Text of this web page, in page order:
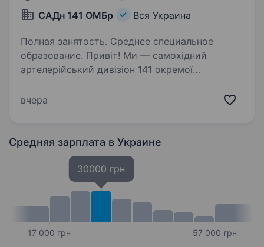
САДн 141 ОМБр
Вся Украина
Полная занятость. Среднее специальное
образование. Привіт! Ми — самохідний
артелерійський дивізіон 141 окремої
ефективний підрозділ, який бореться за мир і
вчера
Средняя зарплата в Украине
17 000 грн
30000 грн
57 000 грн